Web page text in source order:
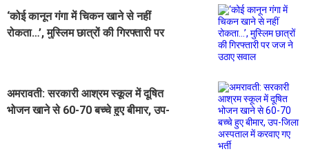
‘कोई कानून गंगा में चिकन खाने से नहीं
रोकता…’, मुस्लिम छात्रों की गिरफ्तारी पर
अमरावती: सरकारी आश्रम स्कूल में दूषित
भोजन खाने से 60-70 बच्चे हुए बीमार, उप-